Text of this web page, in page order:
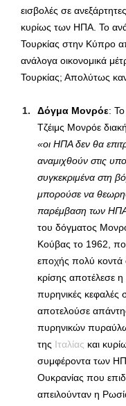
εισβολές σε
κυρίως των ΗΠΑ. Το
Τουρκίας στην Κύπρο
ανάλογα οικονομικά
Τουρκίας; Απολύτως
Δόγμα Μονρόε:
Τζέιμς Μονρόε
«οι ΗΠΑ δεν θα
αναμιχθούν στις
συγκεκριμένα στη
μπορούσε να
παρέμβαση των
του δόγματος
Κούβας το 1962,
εποχής πολύ κοντά
κρίσης αποτέλεσε
πυρηνικές κεφαλές
αποτελούσε
πυρηνικών
της Ιταλίας και
συμφέροντα των
Ουκρανίας που
απειλούνταν η